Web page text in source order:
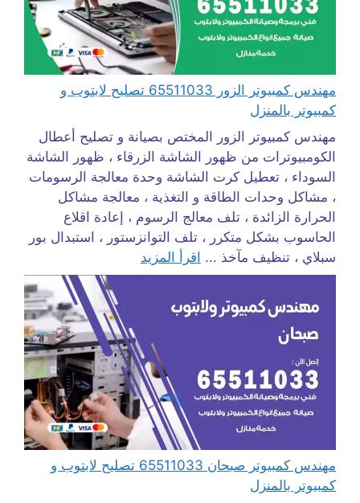
مهندس كمبيوتر الزور 65511033 تصليح لابتوب و
كمبيوتر بالمنزل
مهندس كمبيوتر الزور المختص بصيانة و تصليح أعطال
الكومبيوترات من ظهور الشاشة الزرقاء ، ظهور الشاشة
السوداء ، تعطيل كرت الشاشة وحدة معالجة الرسومات
، مشاكل وحدات الطاقة و التغذية ، معالجة مشاكل
الحرارة الزائدة ، تلف معالج الرسوم ، إعادة اقلاع
الحاسوب بشكل متكرر ، تلف التوانزستور ، استبدال بور
سبلاي ، تنظيف مآخذ ... اقرأ المزيد
مهندس كمبيوتر صبحان 65511033 تصليح لابتوب و
كمبيوتر بالمنزل